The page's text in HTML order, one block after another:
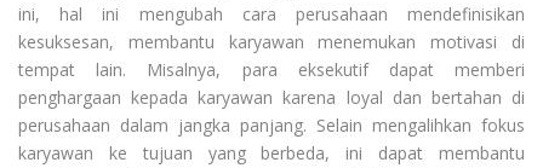
ini, hal ini mengubah cara perusahaan mendefinisikan
kesuksesan, membantu karyawan menemukan motivasi di
tempat lain. Misalnya, para eksekutif dapat memberi
penghargaan kepada karyawan karena loyal dan bertahan di
perusahaan dalam jangka panjang. Selain mengalihkan fokus
karyawan ke tujuan yang berbeda, ini dapat membantu